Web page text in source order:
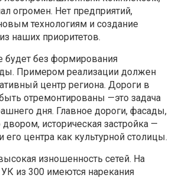
огромен. Нет предприятий,
технологиям и создание
наших приоритетов.
будет без формирования
Примером реализации должен
центр региона. Дороги в
отремонтированы —это задача
дня. Главное дороги, фасады,
двором, историческая застройка —
его центра как культурной столицы.
изношенность сетей. На
из 300 имеются нарекания